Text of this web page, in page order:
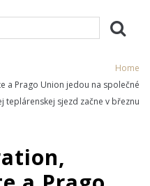
Home
a Prago Union jedou na společné
teplárenskej sjezd začne v březnu